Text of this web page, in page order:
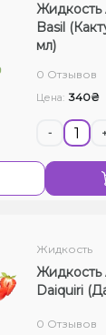
Жидкость
Basil
мл)
0 Отзывов
Цена: 340₴
-
Жидкость
Жидкость
Daiquiri
0 Отзывов